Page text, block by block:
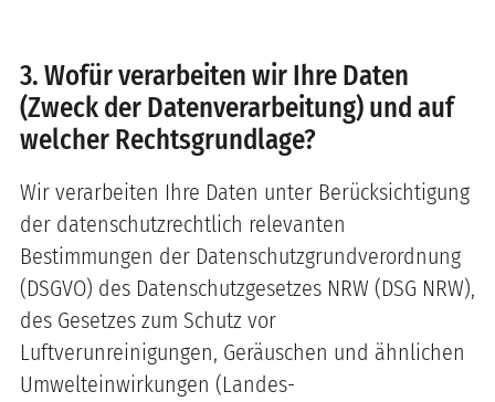
3. Wofür verarbeiten wir Ihre Daten
(Zweck der Datenverarbeitung) und auf
welcher Rechtsgrundlage?
Wir verarbeiten Ihre Daten unter Berücksichtigung
der datenschutzrechtlich relevanten
Bestimmungen der Datenschutzgrundverordnung
(DSGVO) des Datenschutzgesetzes NRW (DSG NRW),
des Gesetzes zum Schutz vor
Luftverunreinigungen, Geräuschen und ähnlichen
Umwelteinwirkungen (Landes-